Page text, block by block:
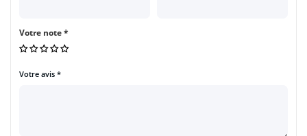
Votre note*
Votre avis *